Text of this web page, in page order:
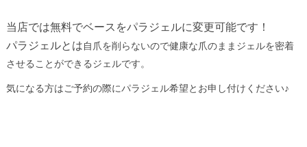
当店では無料でベースをパラジェルに変更可能です！
パラジェルとは 自爪を削らないので健康な爪のままジェルを密着
させることができるジェルです。
気になる方はご予約の際にパラジェル希望とお申し付けください♪